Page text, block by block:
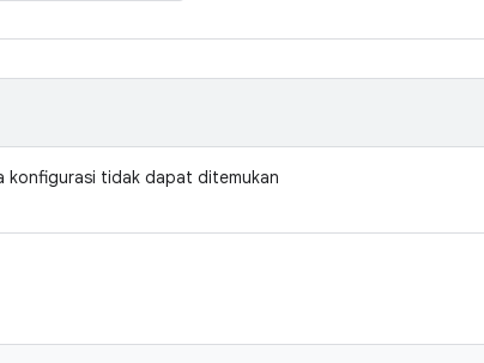
konfigurasi tidak dapat ditemukan